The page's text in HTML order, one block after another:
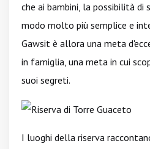
che ai bambini, la possibilità di
modo molto più semplice e
Gawsit è allora una meta
in famiglia, una meta in cui
suoi segreti.
I luoghi della riserva